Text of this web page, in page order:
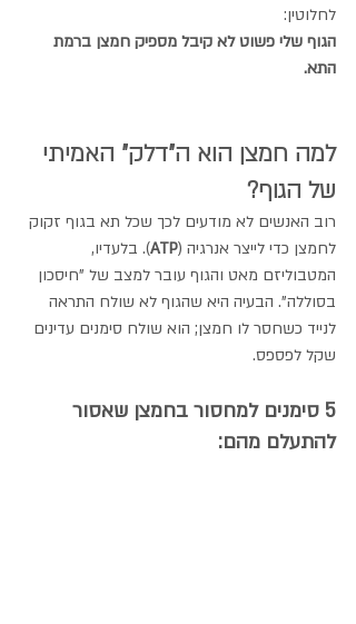
לחלוטין:
הגוף שלי פשוט לא קיבל מספיק חמצן ברמת
התא.
למה חמצן הוא ה"דלק" האמיתי
של הגוף?
רוב האנשים לא מודעים לכך שכל תא בגוף זקוק
לחמצן כדי לייצר אנרגיה (ATP). בלעדיו,
המטבוליזם מאט והגוף עובר למצב של "חיסכון
בסוללה". הבעיה היא שהגוף לא שולח התראה
לנייד כשחסר לו חמצן; הוא שולח סימנים עדינים
שקל לפספס.
5 סימנים למחסור בחמצן שאסור
להתעלם מהם: